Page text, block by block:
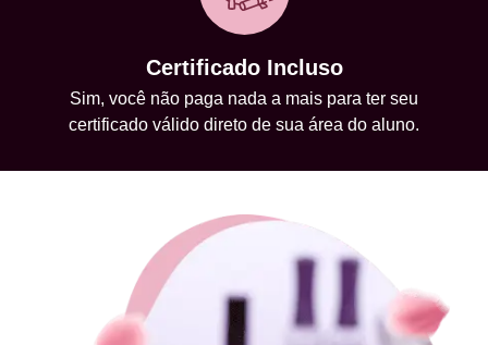
Certificado Incluso
Sim, você não paga nada a mais para ter seu
certificado válido direto de sua área do aluno.